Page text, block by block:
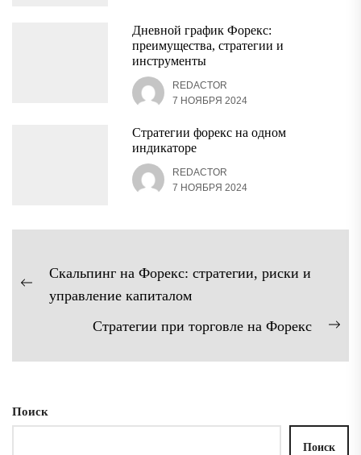
Дневной график Форекс:
преимущества, стратегии и
инструменты
REDACTOR
7 НОЯБРЯ 2024
Стратегии форекс на одном
индикаторе
REDACTOR
7 НОЯБРЯ 2024
Навигация
поПредыдущая
Скальпинг на Форекс: стратегии, риски и
управление капиталом
Стратегии при торговле на Форекс
Поиск
Поиск